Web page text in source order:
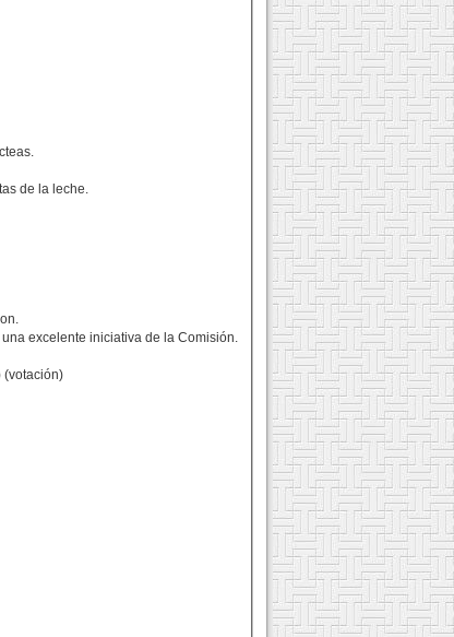
de la leche.
excelente iniciativa de la Comisión.
(votación)